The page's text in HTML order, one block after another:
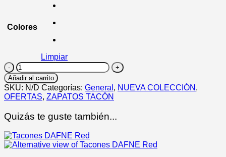
Colores
Limpiar
Sandalias
tacón
ROSER
cantidad
Añadir al carrito
SKU: N/D Categorías: General , NUEVA COLECCIÓN ,
OFERTAS, ZAPATOS TACÓN
Quizás te guste también...